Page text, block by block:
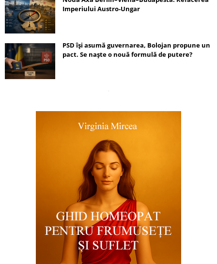
Imperiului Austro-Ungar
PSD își asumă guvernarea, Bolojan propune un
pact. Se naște o nouă formulă de putere?